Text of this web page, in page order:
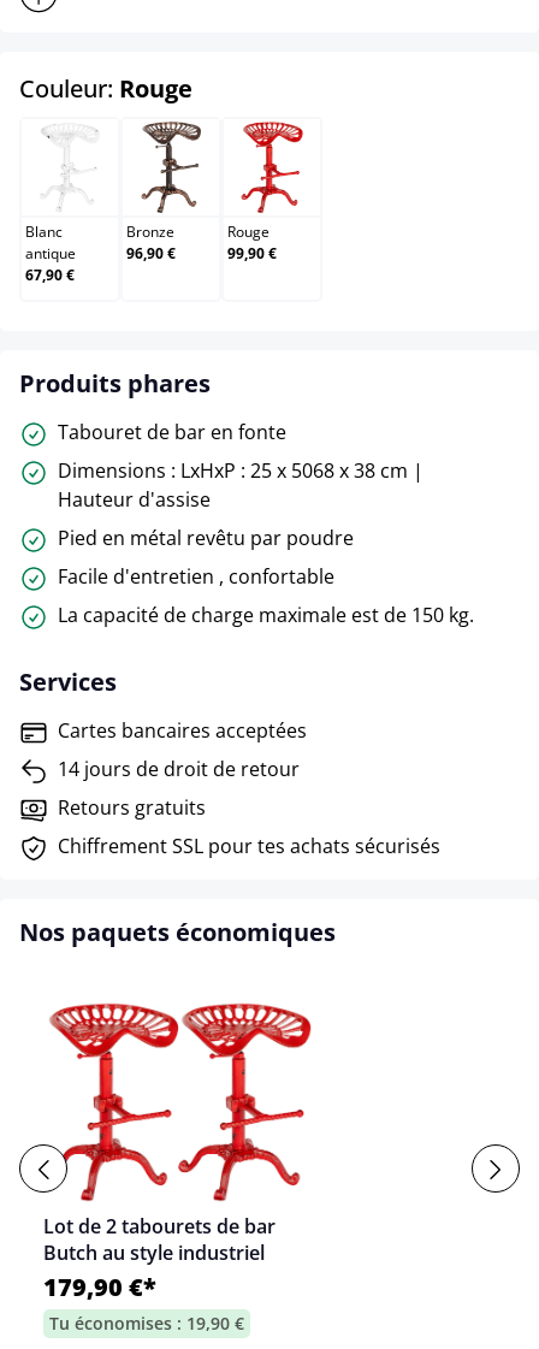
Couleur: Rouge
Blanc antique
Blanc
antique
67,90 €
Bronze
Bronze
96,90 €
Rouge
Rouge
99,90 €
Produits phares
Tabouret de bar en fonte
Dimensions : LxHxP : 25 x 5068 x 38 cm |
Hauteur d'assise
Pied en métal revêtu par poudre
Facile d'entretien , confortable
La capacité de charge maximale est de 150 kg.
Services
Cartes bancaires acceptées
14 jours de droit de retour
Retours gratuits
Chiffrement SSL pour tes achats sécurisés
Nos paquets économiques
Lot de 2 tabourets de bar
Butch au style industriel
179,90 €*
Tu économises : 19,90 €